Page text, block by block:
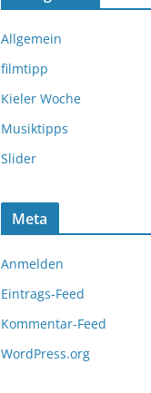
Allgemein
filmtipp
Kieler Woche
Musiktipps
Slider
Meta
Anmelden
Eintrags-Feed
Kommentar-Feed
WordPress.org